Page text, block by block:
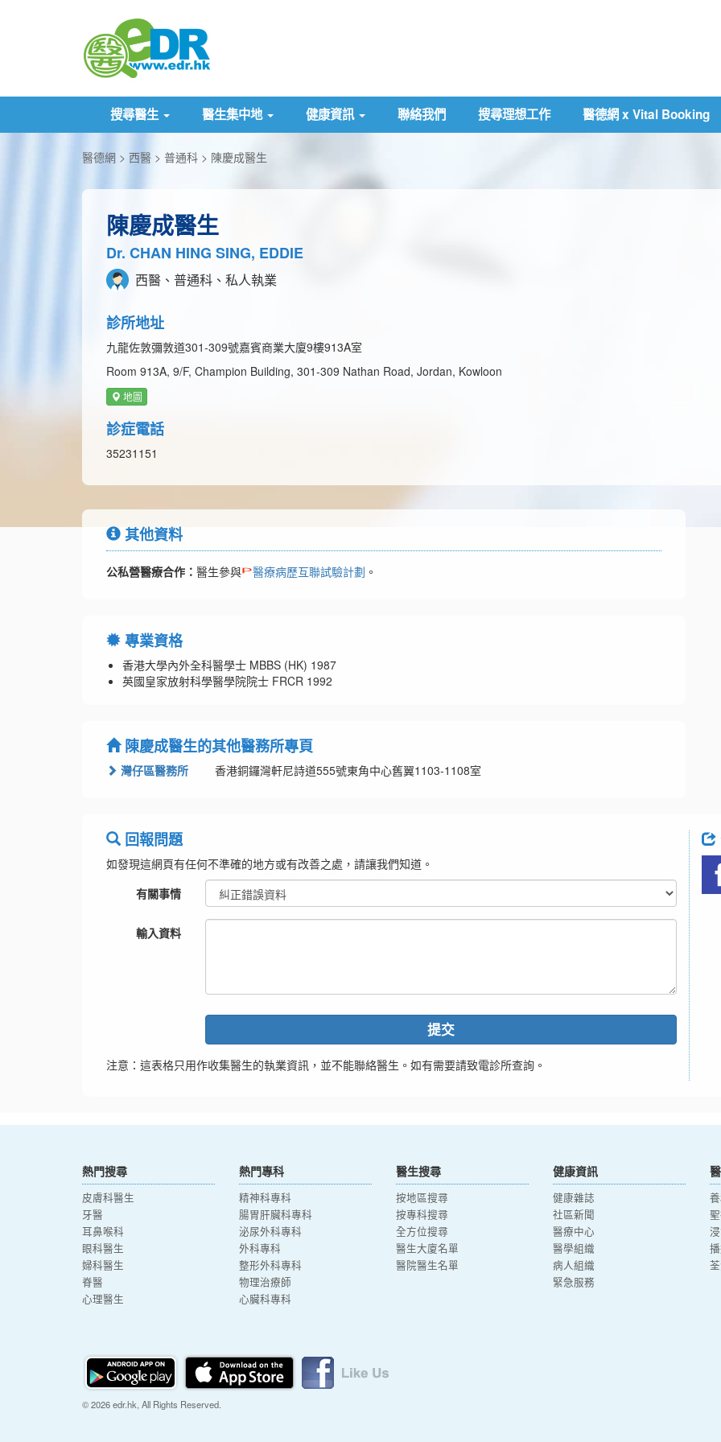
搜尋醫生 醫生集中地 健康資訊 聯絡我們 搜尋理想工作 醫德網 x Vital Booking
醫德網 西醫 普通科 陳慶成醫生
陳慶成醫生
Dr. CHAN HING SING, EDDIE
西醫、普通科、私人執業
診所地址
九龍佐敦彌敦道301-309號嘉賓商業大廈9樓913A室
Room 913A, 9/F, Champion Building, 301-309 Nathan Road, Jordan, Kowloon
地圖
診症電話
35231151
其他資料
公私營醫療合作： 醫生參與 醫療病歷互聯試驗計劃 。
專業資格
香港大學內外全科醫學士 MBBS (HK) 1987
英國皇家放射科學醫學院院士 FRCR 1992
陳慶成醫生的其他醫務所專頁
灣仔區醫務所 香港銅鑼灣軒尼詩道555號東角中心舊翼1103-1108室
回報問題
如發現這網頁有任何不準確的地方或有改善之處，請讓我們知道。
有關事情
輸入資料
提交
注意：這表格只用作收集醫生的執業資訊，並不能聯絡醫生。如有需要請致電診所查詢。
熱門搜尋
皮膚科醫生
牙醫
耳鼻喉科
眼科醫生
婦科醫生
脊醫
心理醫生
熱門專科
精神科專科
腸胃肝臟科專科
泌尿外科專科
外科專科
整形外科專科
物理治療師
心臟科專科
醫生搜尋
按地區搜尋
按專科搜尋
全方位搜尋
醫生大廈名單
醫院醫生名單
健康資訊
健康雜誌
社區新聞
醫療中心
醫學組織
病人組織
緊急服務
© 2026 edr.hk, All Rights Reserved.